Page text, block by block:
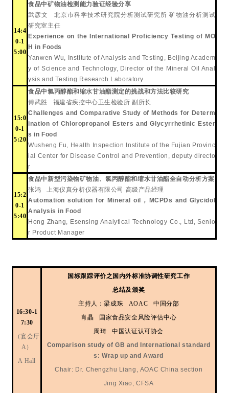
14:4
0-1
5:00
食品中矿物油检测能力验证经验分享
武彦文
北京市科学技术研究院分析测试研究所 矿物油分析测试
研究室主任
Experience on the International Proficiency Testing of MO
H in Foods
Yanwen Wu, Institute of Analysis and Testing, Beijing Academ
y of Science and Technology, Director of the Mineral Oil Anal
ysis and Testing Research Laboratory
15:0
0-1
5:20
食品中氯丙醇酯和缩水甘油酯测定的挑战和方法比较研究
傅武胜
福建省疾控中心卫生检验所副所长
Challenges and Comparative Study of Methods for Determ
ination of Chloropropanol Esters and Glycyrrhetinic Ester
s in Food
Wusheng Fu, Health Inspection Institute of the Fujian Provinc
ial Center for Disease Control and Prevention, deputy directo
r
15:2
0-1
5:40
食品中新型污染物矿物油、氯丙醇酯和缩水甘油酯全自动分析方案
张鸿
上海仪真分析仪器有限公司 高级产品经理
Automation solution for Mineral oil
，
MCPDs and Glycidol
Analysis in Food
Hong Zhang, Esensing Analytical Technology Co., Ltd, Senio
r Product Manager
16:30-1
7:30
（宴会厅
A）
A Hall
国标跟踪评价之国内外标准协调性研究工作
总结及颁奖
主持人：梁成珠 AOAC 中国分部
肖晶
国家食品安全风险评估中心
周琦中国认证认可协会
Comparison study of GB and International standard
s: Wrap up and Award
C hair: Dr. Chengzhu Liang, AOAC China section
Jing Xiao, CFSA